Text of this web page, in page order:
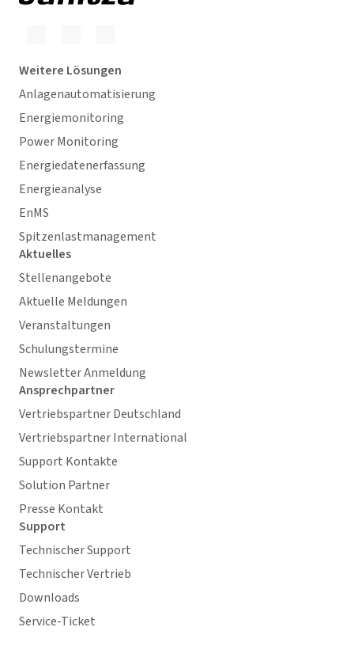
Weitere Lösungen
Anlagenautomatisierung
Energiemonitoring
Power Monitoring
Energiedatenerfassung
Energieanalyse
EnMS
Spitzenlastmanagement
Aktuelles
Stellenangebote
Aktuelle Meldungen
Veranstaltungen
Schulungstermine
Newsletter Anmeldung
Ansprechpartner
Vertriebspartner Deutschland
Vertriebspartner International
Support Kontakte
Solution Partner
Presse Kontakt
Support
Technischer Support
Technischer Vertrieb
Downloads
Service-Ticket